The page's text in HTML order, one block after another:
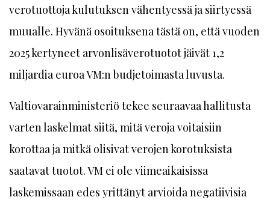
verotuottoja kulutuksen vähentyessä ja siirtyessä
muualle. Hyvänä osoituksena tästä on, että vuoden
2025 kertyneet arvonlisäverotuotot jäivät 1,2
miljardia euroa VM:n budjetoimasta luvusta.
Valtiovarainministeriö tekee seuraavaa hallitusta
varten laskelmat siitä, mitä veroja voitaisiin
korottaa ja mitkä olisivat verojen korotuksista
saatavat tuotot. VM ei ole viimeaikaisissa
laskemissaan edes yrittänyt arvioida negatiivisia